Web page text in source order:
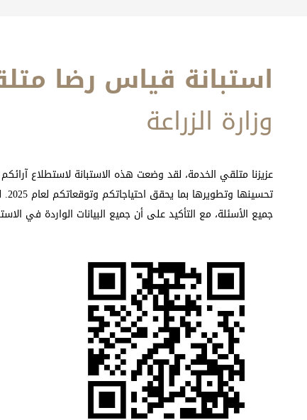
استبانة قياس رضا متلقي
وزارة الزراعة
عزيزنا متلقي الخدمة، لقد وضعت هذه الاستبانة لاستطلاع
جميع الأسئلة، مع التأكيد على أن جميع البيانات الواردة في